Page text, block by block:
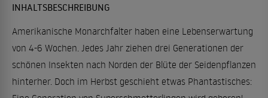
INHALTSBESCHREIBUNG
Amerikanische Monarchfalter haben eine Lebenserwartung
von 4-6 Wochen. Jedes Jahr ziehen drei Generationen der
schönen Insekten nach Norden der Blüte der Seidenpflanzen
hinterher. Doch im Herbst geschieht etwas Phantastisches: